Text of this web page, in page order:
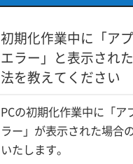
初期化作業中に「ア
エラー」と表示され
法を教えてください
PCの初期化作業中に「ア
ラー」が表示された場合
いたします。